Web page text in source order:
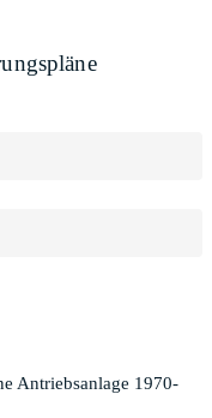
Antriebsanlage 1970-